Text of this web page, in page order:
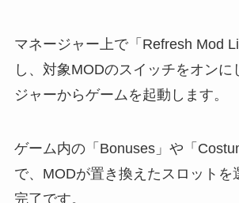
マネージャー上で「Refresh Mod
し、対象MODのスイッチをオンに
ジャーからゲームを起動します。
ゲーム内の「Bonuses」や「
で、MODが置き換えたスロットを
完了です。